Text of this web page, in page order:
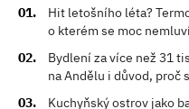
Hit letošního léta?
o kterém se moc nemluví
Bydlení za více než 31
na Andělu i důvod, proč
Kuchyňský ostrov jako